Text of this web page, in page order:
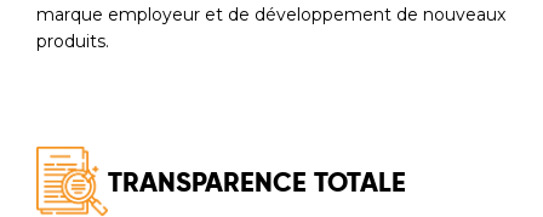
marque employeur et de développement de nouveaux
produits.
TRANSPARENCE TOTALE